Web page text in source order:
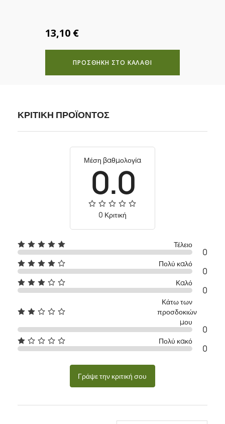
13,10 €
ΠΡΟΣΘΗΚΗ ΣΤΟ ΚΑΛΑΘΙ
ΚΡΙΤΙΚΗ ΠΡΟΪΟΝΤΟΣ
Μέση βαθμολογία
0.0
0 Κριτική
Τέλειο
0
Πολύ καλό
0
Καλό
0
Κάτω των
προσδοκιών
μου
0
Πολύ κακό
0
Γράψε την κριτική σου